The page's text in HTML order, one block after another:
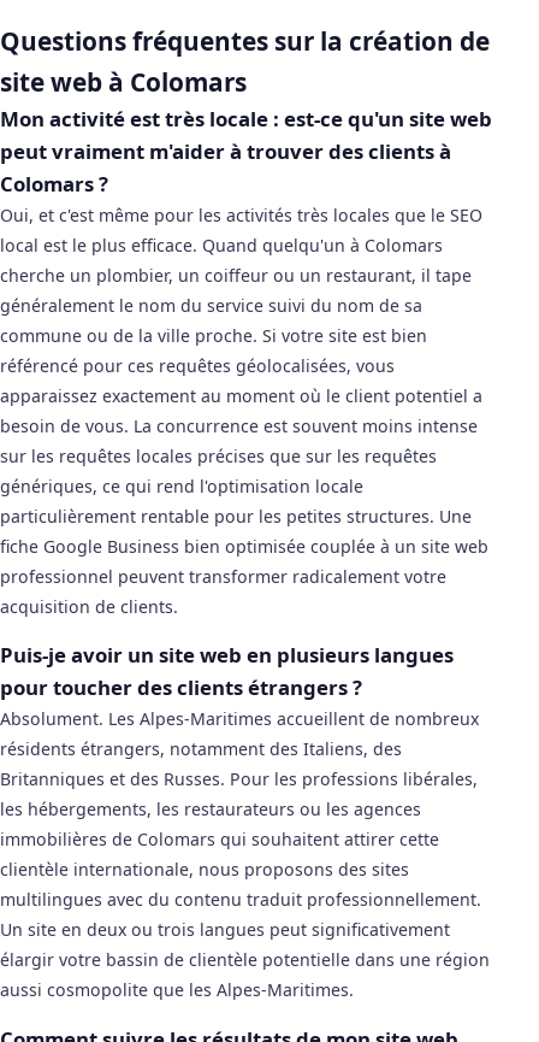
Questions fréquentes sur la création de
site web à Colomars
Mon activité est très locale : est-ce qu'un site web
peut vraiment m'aider à trouver des clients à
Colomars ?
Oui, et c'est même pour les activités très locales que le SEO
local est le plus efficace. Quand quelqu'un à Colomars
cherche un plombier, un coiffeur ou un restaurant, il tape
généralement le nom du service suivi du nom de sa
commune ou de la ville proche. Si votre site est bien
référencé pour ces requêtes géolocalisées, vous
apparaissez exactement au moment où le client potentiel a
besoin de vous. La concurrence est souvent moins intense
sur les requêtes locales précises que sur les requêtes
génériques, ce qui rend l'optimisation locale
particulièrement rentable pour les petites structures. Une
fiche Google Business bien optimisée couplée à un site web
professionnel peuvent transformer radicalement votre
acquisition de clients.
Puis-je avoir un site web en plusieurs langues
pour toucher des clients étrangers ?
Absolument. Les Alpes-Maritimes accueillent de nombreux
résidents étrangers, notamment des Italiens, des
Britanniques et des Russes. Pour les professions libérales,
les hébergements, les restaurateurs ou les agences
immobilières de Colomars qui souhaitent attirer cette
clientèle internationale, nous proposons des sites
multilingues avec du contenu traduit professionnellement.
Un site en deux ou trois langues peut significativement
élargir votre bassin de clientèle potentielle dans une région
aussi cosmopolite que les Alpes-Maritimes.